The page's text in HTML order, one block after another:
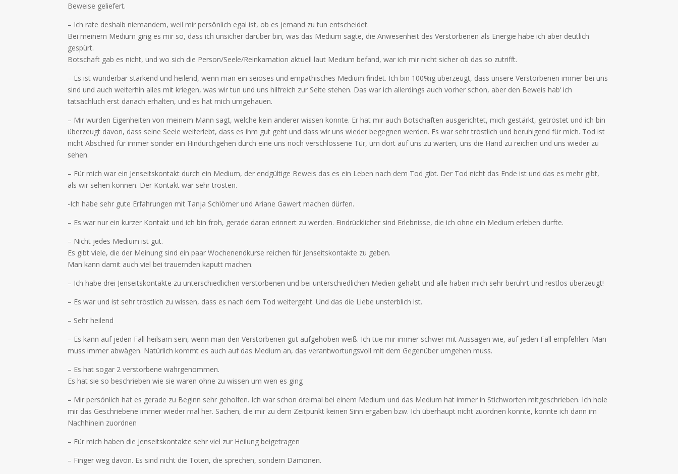
Beweise geliefert.
– Ich rate deshalb niemandem, weil mir persönlich egal ist, ob es jemand zu tun entscheidet.
Bei meinem Medium ging es mir so, dass ich unsicher darüber bin, was das Medium sagte, die Anwesenheit des Verstorbenen als Energie habe ich aber deutlich
gespürt.
Botschaft gab es nicht, und wo sich die Person/Seele/Reinkarnation aktuell laut Medium befand, war ich mir nicht sicher ob das so zutrifft.
– Es ist wunderbar stärkend und heilend, wenn man ein seiöses und empathisches Medium findet. Ich bin 100%ig überzeugt, dass unsere Verstorbenen immer bei uns
sind und auch weiterhin alles mit kriegen, was wir tun und uns hilfreich zur Seite stehen. Das war ich allerdings auch vorher schon, aber den Beweis hab‘ ich
tatsächluch erst danach erhalten, und es hat mich umgehauen.
– Mir wurden Eigenheiten von meinem Mann sagt, welche kein anderer wissen konnte. Er hat mir auch Botschaften ausgerichtet, mich gestärkt, getröstet und ich bin
überzeugt davon, dass seine Seele weiterlebt, dass es ihm gut geht und dass wir uns wieder begegnen werden. Es war sehr tröstlich und beruhigend für mich. Tod ist
nicht Abschied für immer sonder ein Hindurchgehen durch eine uns noch verschlossene Tür, um dort auf uns zu warten, uns die Hand zu reichen und uns wieder zu
sehen.
– Für mich war ein Jenseitskontakt durch ein Medium, der endgültige Beweis das es ein Leben nach dem Tod gibt. Der Tod nicht das Ende ist und das es mehr gibt,
als wir sehen können. Der Kontakt war sehr trösten.
-Ich habe sehr gute Erfahrungen mit Tanja Schlömer und Ariane Gawert machen dürfen.
– Es war nur ein kurzer Kontakt und ich bin froh, gerade daran erinnert zu werden. Eindrücklicher sind Erlebnisse, die ich ohne ein Medium erleben durfte.
– Nicht jedes Medium ist gut.
Es gibt viele, die der Meinung sind ein paar Wochenendkurse reichen für Jenseitskontakte zu geben.
Man kann damit auch viel bei trauernden kaputt machen.
– Ich habe drei Jenseitskontakte zu unterschiedlichen verstorbenen und bei unterschiedlichen Medien gehabt und alle haben mich sehr berührt und restlos überzeugt!
– Es war und ist sehr tröstlich zu wissen, dass es nach dem Tod weitergeht. Und das die Liebe unsterblich ist.
– Sehr heilend
– Es kann auf jeden Fall heilsam sein, wenn man den Verstorbenen gut aufgehoben weiß. Ich tue mir immer schwer mit Aussagen wie, auf jeden Fall empfehlen. Man
muss immer abwägen. Natürlich kommt es auch auf das Medium an, das verantwortungsvoll mit dem Gegenüber umgehen muss.
– Es hat sogar 2 verstorbene wahrgenommen.
Es hat sie so beschrieben wie sie waren ohne zu wissen um wen es ging
– Mir persönlich hat es gerade zu Beginn sehr geholfen. Ich war schon dreimal bei einem Medium und das Medium hat immer in Stichworten mitgeschrieben. Ich hole
mir das Geschriebene immer wieder mal her. Sachen, die mir zu dem Zeitpunkt keinen Sinn ergaben bzw. Ich überhaupt nicht zuordnen konnte, konnte ich dann im
Nachhinein zuordnen
– Für mich haben die Jenseitskontakte sehr viel zur Heilung beigetragen
– Finger weg davon. Es sind nicht die Toten, die sprechen, sondern Dämonen.